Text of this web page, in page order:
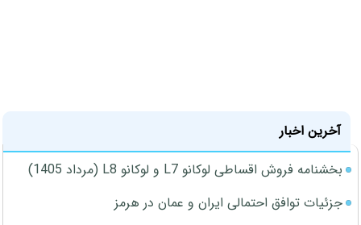
آخرین اخبار
بخشنامه فروش اقساطی لوکانو L7 و لوکانو L8 (مرداد 1405)
جزئیات توافق احتمالی ایران و عمان در هرمز